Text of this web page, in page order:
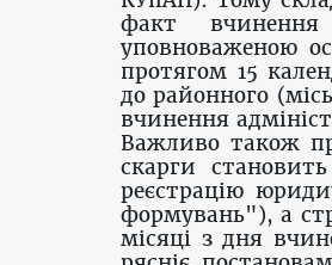
факт вчинення
уповноваженою
протягом 15
до районного
вчинення
Важливо також
скарги
реєстрацію
формувань"), а
місяці з дня